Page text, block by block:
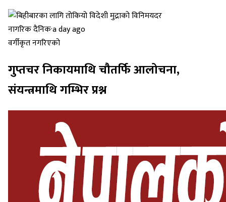
नागरिक दैनिक·a day ago
वर्गीकृत नगरिएको
गुप्तचर निकायमाथि चौतर्फि आलोचना,
संयन्त्रमाथि गम्भिर प्रश्न